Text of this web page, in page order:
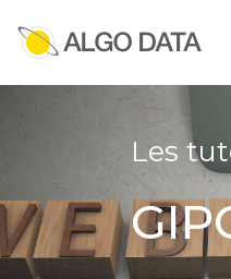
Les